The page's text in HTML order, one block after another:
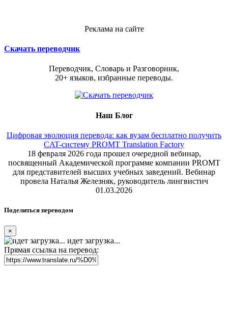
Реклама на сайте
Скачать переводчик
Переводчик, Словарь и Разговорник,
20+ языков, избранные переводы.
Наш Блог
Цифровая эволюция перевода: как вузам бесплатно получить
CAT-систему PROMT Translation Factory
18 февраля 2026 года прошел очередной вебинар,
посвященный Академической программе компании PROMT
для представителей высших учебных заведений. Вебинар
провела Наталья Железняк, руководитель лингвистич
01.03.2026
Поделиться переводом
×
идет загрузка...
Прямая ссылка на перевод: